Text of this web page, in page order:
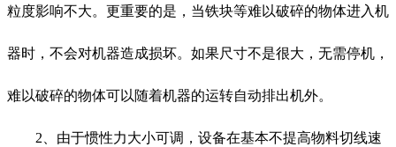
粒度影响不大。更重要的是，当铁块等难以破碎的物体进入机
器时，不会对机器造成损坏。如果尺寸不是很大，无需停机，
难以破碎的物体可以随着机器的运转自动排出机外。
2、由于惯性力大小可调，设备在基本不提高物料切线速